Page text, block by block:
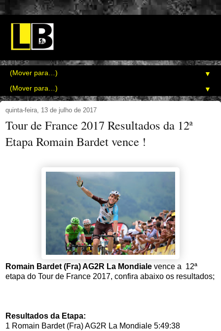
▼
▼
quinta-feira, 13 de julho de 2017
Tour de France 2017 Resultados da 12ª
Etapa Romain Bardet vence !
Romain Bardet (Fra) AG2R La Mondiale vence a 12ª
etapa do Tour de France 2017, confira abaixo os resultados;
Resultados da Etapa:
1 Romain Bardet (Fra) AG2R La Mondiale 5:49:38